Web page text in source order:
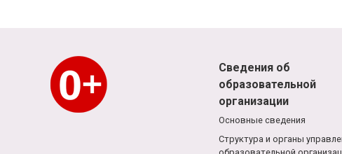
Сведения об
образовательной
организации
Основные сведения
Структура и органы